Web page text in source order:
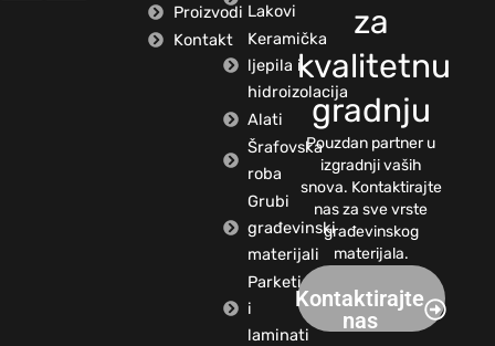
Proizvodi
Kontakt
Lakovi
Keramička
ljepila i
hidroizolacija
Alati
Šrafovska
roba
Grubi
građevinski
materijali
Parketi
i
laminati
za
kvalitetnu
gradnju
Pouzdan partner u
izgradnji vaših
snova. Kontaktirajte
nas za sve vrste
građevinskog
materijala.
Kontaktirajte
nas